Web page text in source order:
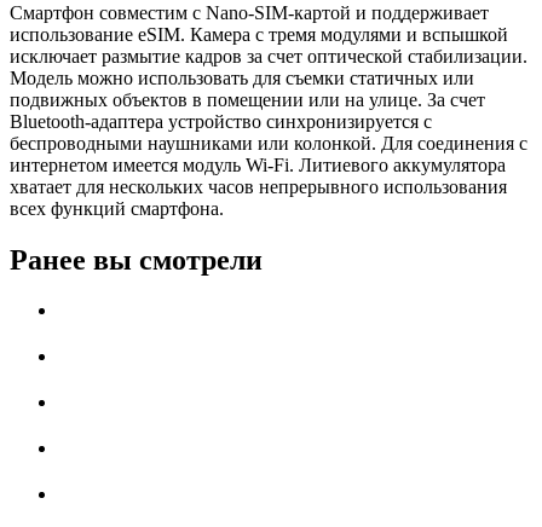
Смартфон совместим с Nano-SIM-картой и поддерживает
использование eSIM. Камера с тремя модулями и вспышкой
исключает размытие кадров за счет оптической стабилизации.
Модель можно использовать для съемки статичных или
подвижных объектов в помещении или на улице. За счет
Bluetooth-адаптера устройство синхронизируется с
беспроводными наушниками или колонкой. Для соединения с
интернетом имеется модуль Wi-Fi. Литиевого аккумулятора
хватает для нескольких часов непрерывного использования
всех функций смартфона.
Ранее вы смотрели